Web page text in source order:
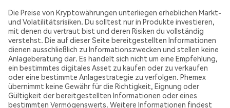
Die Preise von Kryptowährungen unterliegen erheblichen Markt-
und Volatilitätsrisiken. Du solltest nur in Produkte investieren,
mit denen du vertraut bist und deren Risiken du vollständig
verstehst. Die auf dieser Seite bereitgestellten Informationen
dienen ausschließlich zu Informationszwecken und stellen keine
Anlageberatung dar. Es handelt sich nicht um eine Empfehlung,
ein bestimmtes digitales Asset zu kaufen oder zu verkaufen
oder eine bestimmte Anlagestrategie zu verfolgen. Phemex
übernimmt keine Gewähr für die Richtigkeit, Eignung oder
Gültigkeit der bereitgestellten Informationen oder eines
bestimmten Vermögenswerts. Weitere Informationen findest